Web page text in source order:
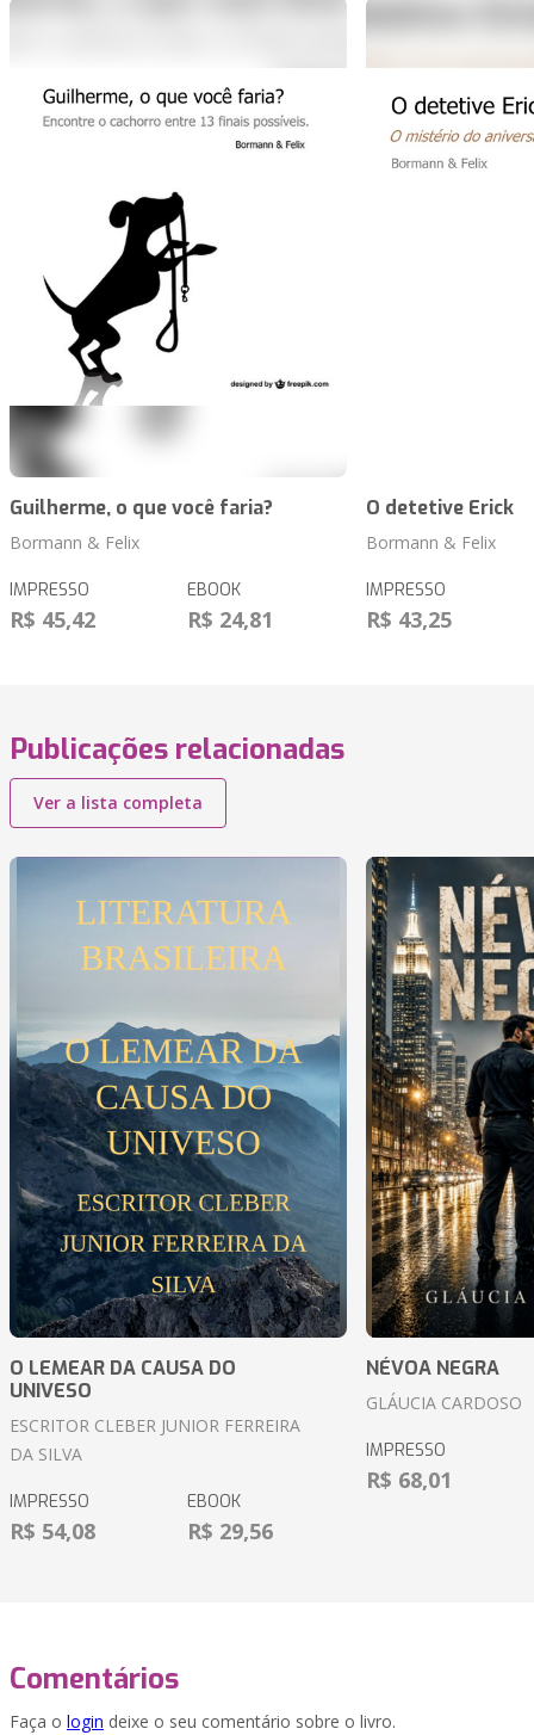
Guilherme, o que você faria?
Bormann & Felix
IMPRESSO
R$ 45,42
EBOOK
R$ 24,81
O detetive Erick
Bormann & Felix
IMPRESSO
R$ 43,25
Publicações relacionadas
Ver a lista completa
O LEMEAR DA CAUSA DO
UNIVESO
ESCRITOR CLEBER JUNIOR FERREIRA
DA SILVA
IMPRESSO
R$ 54,08
EBOOK
R$ 29,56
NÉVOA NEGRA
GLÁUCIA CARDOSO
IMPRESSO
R$ 68,01
Comentários
Faça o login deixe o seu comentário sobre o livro.